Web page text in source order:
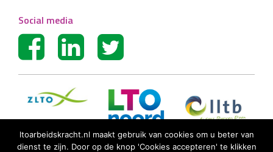
Social media
ltoarbeidskracht.nl maakt gebruik van cookies om u beter van
dienst te zijn. Door op de knop 'Cookies accepteren' te klikken